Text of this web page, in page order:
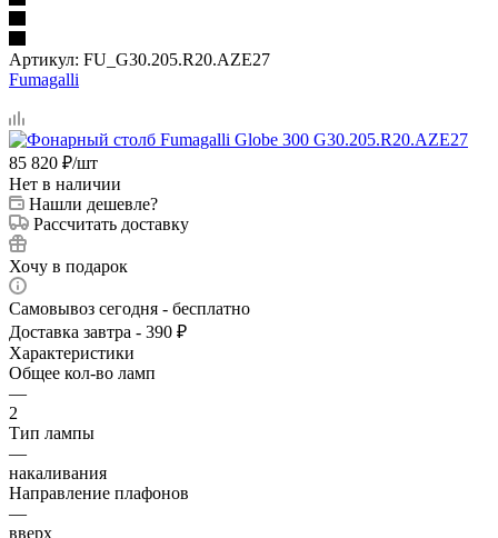
Артикул: FU_G30.205.R20.AZE27
Fumagalli
85 820 ₽/шт
Нет в наличии
Нашли дешевле?
Рассчитать доставку
Хочу в подарок
Самовывоз сегодня - бесплатно
Доставка завтра - 390 ₽
Характеристики
Общее кол-во ламп
—
2
Тип лампы
—
накаливания
Направление плафонов
—
вверх